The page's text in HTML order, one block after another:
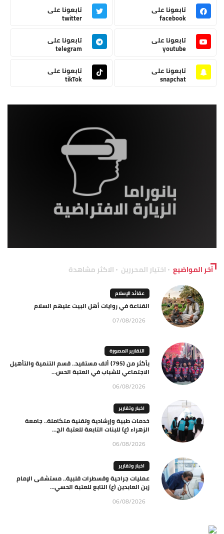
تابعونا على
facebook
تابعونا على
twitter
تابعونا على
youtube
تابعونا على
telegram
تابعونا على
snapchat
تابعونا على
tikTok
آخر المواضيع اختيار المحررين الاكثر مشاهدة
عقائد الإسلام
القناعة في روايات أهل البيت عليهم السلام
07/08/2026
التقارير المصورة
بأكثر من (795) ألف مستفيد.. قسم التنمية والتأهيل
الاجتماعي للشباب في العتبة الحس...
06/08/2026
اخبار وتقارير
خدمات طبية وإرشادية وتقنية متكاملة.. جامعة
الزهراء (ع) للبنات التابعة للعتبة الح...
06/08/2026
اخبار وتقارير
عمليات جراحية وقسطرات قلبية.. مستشفى الإمام
زين العابدين (ع) التابع للعتبة الحسي...
06/08/2026